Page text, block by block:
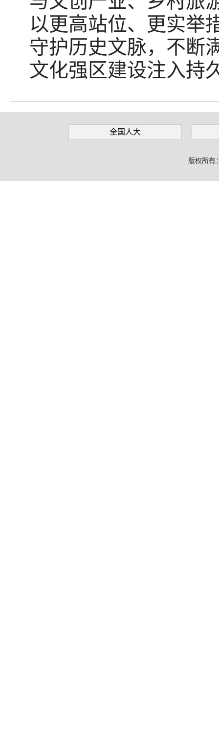
以更高站位、更实举
守护历史文脉，不断
文化强区建设注入持
全国人大
版权所